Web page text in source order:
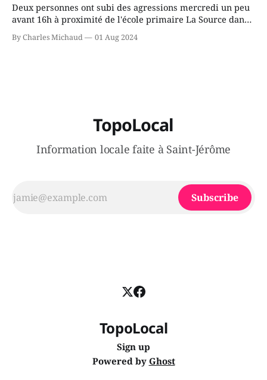
Deux personnes ont subi des agressions mercredi un peu
avant 16h à proximité de l'école primaire La Source dans
victimes aurait été écrasée sous un véhicule et aspergée
By Charles Michaud 01 Aug 2024
TopoLocal
Information locale faite à Saint-Jérôme
Subscribe
TopoLocal
Sign up
Powered by Ghost